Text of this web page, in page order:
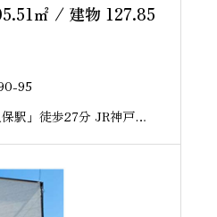
㎡ / 建物 127.85
95
駅」徒歩27分 JR神戸線